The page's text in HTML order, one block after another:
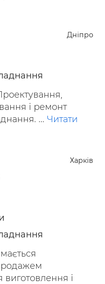
Дніпро
і ремонт
... Читати
Харків
і